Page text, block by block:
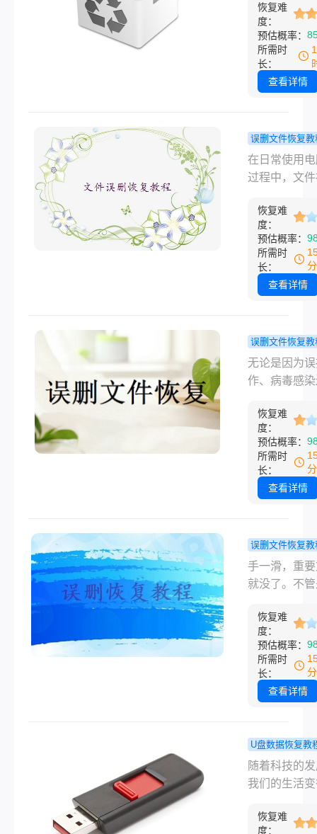
恢复方法！
候，保护文
全就成了我
关注的问题
我们要讨论
个常见的数
的内容？这
大家有遇到
面临这个问
们不能就此
当数据没有
时，我们可
当的方法恢
回收站被清
容，回收站
复应如何进
恢复难
度：
预估概率：
所需时
长：
查看详情
误删文件恢复教
底删除文件
恢复？4种
略！
在日常使用
过程中，文
是让人非常
事情。无论
心按了
Shift+Delete
清空了回收
件怎么恢复
将为你详细
种经过验证
方法，涵盖
具、系统自
和专业服务
你在不同场
大程度找回
数据。
恢复难
度：
预估概率：
所需时
长：
查看详情
误删文件恢复教
近删除的文
么找回？三
的文件！
无论是因为
作、病毒感
使用电脑或
储设备时，
能遭遇文件
删除的情况
于那些珍贵
来说，无疑
灾难。幸运
虽然文件被
了，但通常
它们并没有
硬盘中消失
将向您介绍
除的文件怎
的方法，帮
回最近删除
恢复难
度：
预估概率：
所需时
长：
查看详情
误删文件恢复教
件删了还能
来？我试过
手一滑，重
就没了。不
还是存了好
照片，误删
何恢复这个
几乎每个人
上。很多人
越弄越糟。
关于误删文
恢复，我把
几个办法整
了，从最简
恢复难
度：
预估概率：
所需时
长：
查看详情
U盘数据恢复教
盘打不开数
何恢复？本
程！
随着科技的
我们的生活
可能使用手
恢复难
度：